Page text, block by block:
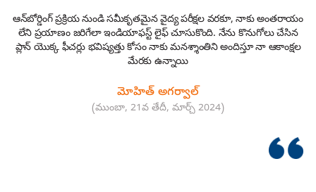
ఆన్‌బోర్డింగ్ ప్రక్రియ నుండి సమీకృతమైన వైద్య పరీక్షల వరకూ, నాకు అంతరాయం
లేని ప్రయాణం జరిగేలా ఇండియాఫస్ట్ లైఫ్ చూసుకొంది. నేను కొనుగోలు చేసిన
ప్లాన్ యొక్క ఫీచర్లు భవిష్యత్తు కోసం నాకు మనశ్శాంతిని అందిస్తూ నా ఆకాంక్షల
మేరకు ఉన్నాయి
మోహిత్ అగర్వాల్
(ముంబా, 21వ తేదీ, మార్చ్ 2024)